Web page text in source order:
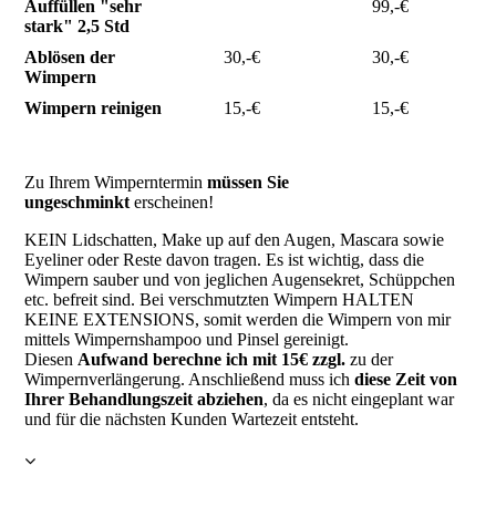
Auffüllen "sehr
stark" 2,5 Std
99,-€
Ablösen der
Wimpern
30,-€ 30,-€
Wimpern reinigen 15,-€ 15,-€
Zu Ihrem Wimpernterminmüssen Sie
ungeschminkt erscheinen!
KEIN Lidschatten, Make up auf den Augen, Mascara sowie
Eyeliner oder Reste davon tragen. Es ist wichtig, dass die
Wimpern sauber und von jeglichen Augensekret, Schüppchen
etc. befreit sind. Bei verschmutzten Wimpern HALTEN
KEINE EXTENSIONS, somit werden die Wimpern von mir
mittels Wimpernshampoo und Pinsel gereinigt.
Diesen Aufwand berechne ich mit 15€ zzgl. zu der
Wimpernverlängerung. Anschließend muss ichdiese Zeit von
Ihrer Behandlungszeit abziehen, da es nicht eingeplant war
und für die nächsten Kunden Wartezeit entsteht.